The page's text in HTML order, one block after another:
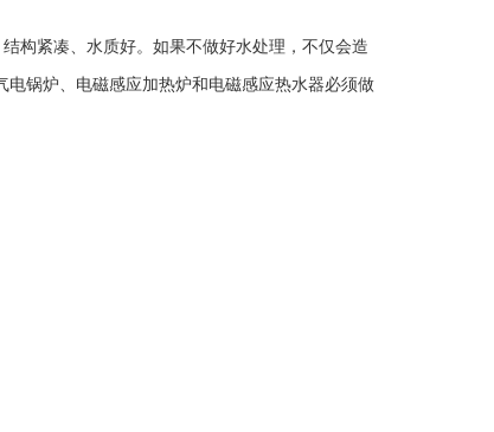
构紧凑、水质好。如果不做好水处理，不仅会造
锅炉、电磁感应加热炉和电磁感应热水器必须做